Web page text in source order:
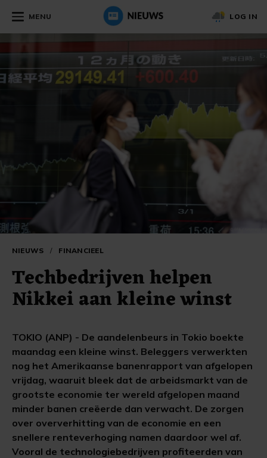
MENU LOG IN
NIEUWS / FINANCIEEL
Techbedrijven helpen
Nikkei aan kleine winst
TOKIO (ANP) - De aandelenbeurs in Tokio boekte
maandag een kleine winst. Beleggers verwerkten
nog het Amerikaanse banenrapport van afgelopen
vrijdag, waaruit bleek dat de arbeidsmarkt van de
grootste economie ter wereld afgelopen maand
minder banen creëerde dan verwacht. De zorgen
over oververhitting van de economie en een
snellere renteverhoging namen daardoor wel af.
Vooral de technologiebedrijven profiteerden van